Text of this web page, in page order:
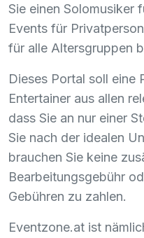
Sie einen Solomusiker
Events für
für alle Altersgruppen
Dieses Portal soll eine
Entertainer aus allen
dass Sie an nur einer
Sie nach der idealen
brauchen Sie keine
Bearbeitungsgebühr
Gebühren zu zahlen.
Eventzone.at ist